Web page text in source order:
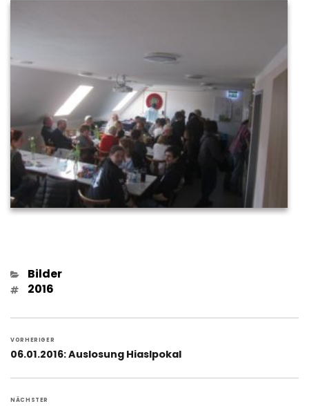
Kategorien
Bilder
Schlagwörter
2016
VORHERIGER
Vorheriger
06.01.2016: Auslosung Hiaslpokal
NÄCHSTER